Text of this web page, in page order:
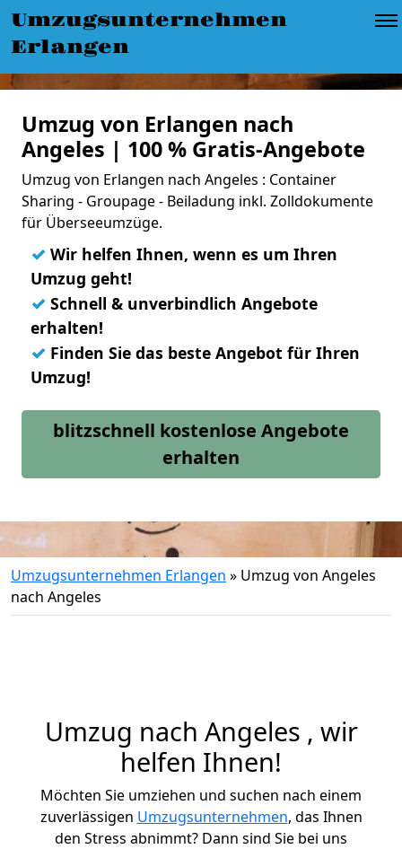
Umzugsunternehmen
Erlangen
Umzug von Erlangen nach
Angeles | 100 % Gratis-Angebote
Umzug von Erlangen nach Angeles : Container
Sharing - Groupage - Beiladung inkl. Zolldokumente
für Überseeumzüge.
✓ Wir helfen Ihnen, wenn es um Ihren
Umzug geht!
✓ Schnell & unverbindlich Angebote
erhalten!
✓ Finden Sie das beste Angebot für Ihren
Umzug!
blitzschnell kostenlose Angebote
erhalten
Umzugsunternehmen Erlangen » Umzug von Angeles
nach Angeles
Umzug nach Angeles , wir
helfen Ihnen!
Möchten Sie umziehen und suchen nach einem
zuverlässigen Umzugsunternehmen, das Ihnen
den Stress abnimmt? Dann sind Sie bei uns